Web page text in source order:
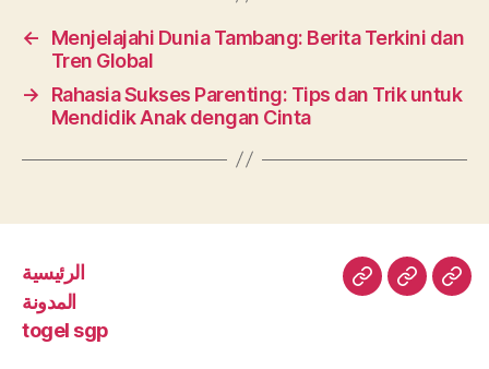
←
Menjelajahi Dunia Tambang: Berita Terkini dan
Tren Global
→
Rahasia Sukses Parenting: Tips dan Trik untuk
Mendidik Anak dengan Cinta
الرئيسية
المدونة
togel sgp
الرئيسيةالمدونة